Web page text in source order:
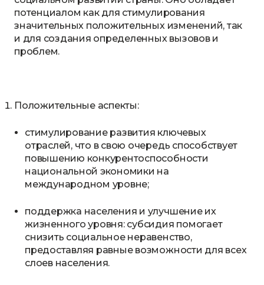
потенциалом как для стимулирования
значительных положительных изменений, так
и для создания определенных вызовов и
проблем.
Положительные аспекты:
стимулирование развития ключевых
отраслей, что в свою очередь способствует
повышению конкурентоспособности
национальной экономики на
международном уровне;
поддержка населения и улучшение их
жизненного уровня: субсидия помогает
снизить социальное неравенство,
предоставляя равные возможности для всех
слоев населения.